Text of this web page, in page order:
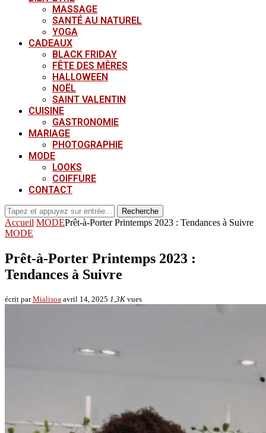
MASSAGE
SANTÉ AU NATUREL
YOGA
CADEAUX
BLACK FRIDAY
FÊTE DES MÈRES
HALLOWEEN
NOËL
SAINT VALENTIN
CUISINE
GASTRONOMIE
MARIAGE
PHOTOGRAPHIE
MODE
LOOKS
COIFFURE
CONTACT
Recherche
Accueil MODEPrêt-à-Porter Printemps 2023 : Tendances à Suivre
MODE
Prêt-à-Porter Printemps 2023 :
Tendances à Suivre
écrit parMialisoa avril 14, 2025 1,3K vues